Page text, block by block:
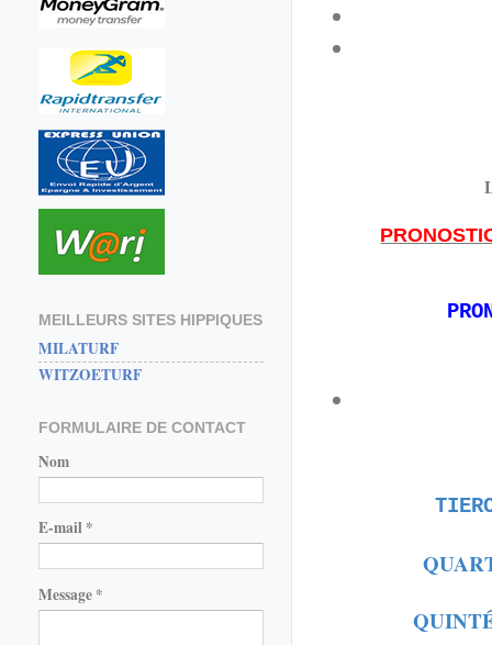
MEILLEURS SITES HIPPIQUES
MILATURF
WITZOETURF
FORMULAIRE DE CONTACT
Nom
E-mail *
Message *